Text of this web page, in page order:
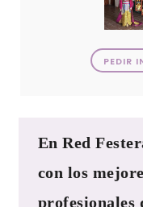
PEDIR
En Red
con los
profesionales